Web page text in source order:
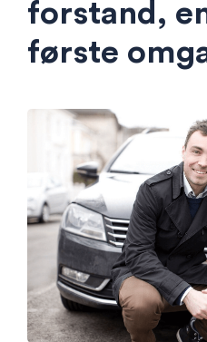
forstand,
første